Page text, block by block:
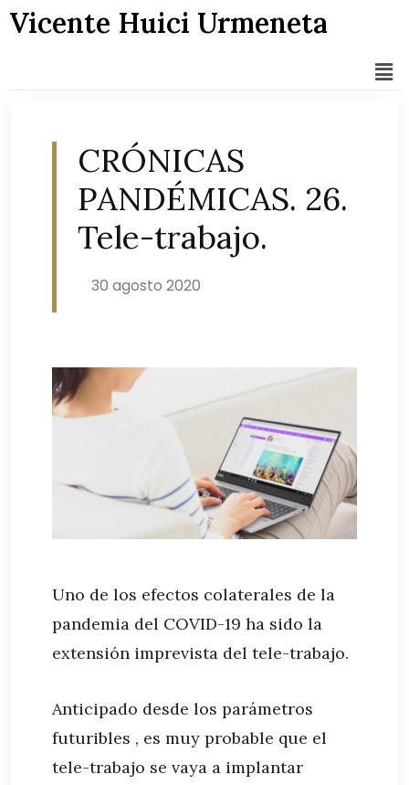
Vicente Huici Urmeneta
CRÓNICAS
PANDÉMICAS. 26.
Tele-trabajo.
30 agosto 2020
Uno de los efectos colaterales de la
pandemia del COVID-19 ha sido la
extensión imprevista del tele-trabajo.
Anticipado desde los parámetros
futuribles , es muy probable que el
tele-trabajo se vaya a implantar